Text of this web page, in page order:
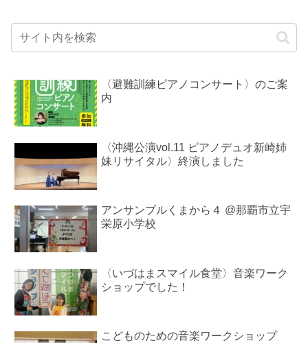
〈避難訓練ピアノコンサート〉のご案
内
〈沖縄公演vol.11 ピアノデュオ新崎姉
妹リサイタル〉終演しました
アンサンブルくまから４ @那覇市立宇
栄原小学校
〈いづはまスマイル食堂〉音楽ワーク
ショップでした！
こどものための音楽ワークショップ